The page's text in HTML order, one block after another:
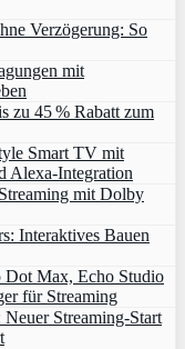
Verzögerung: So
mit
zu 45 % Rabatt zum
Smart TV mit
Alexa‑Integration
mit Dolby
Interaktives Bauen
Dot Max, Echo Studio
für Streaming
Streaming‑Start